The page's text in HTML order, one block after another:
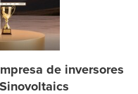
de inversores